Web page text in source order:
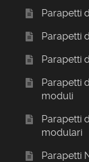
Parapetti
Parapetti
Parapetti
Parapetti
moduli
Parapetti
modulari
Parapetti